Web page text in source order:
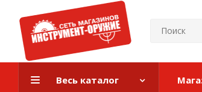
Весь каталог